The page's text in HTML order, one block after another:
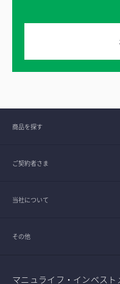
商品を探す
ご契約者さま
当社について
その他
マニュライフ・インベス